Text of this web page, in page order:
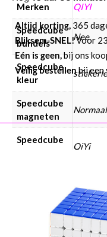
Merken QIYI
Speedcube
bundels
Nee
Speedcube
kleur
Speedcube
magneten
Normaal
Speedcube
QiYi
Speedcube
3×3,
Altijd korting, 365
Bliksem-SNEL!Voor
Eén is geen,bij ons
Veilig bestellenbij een